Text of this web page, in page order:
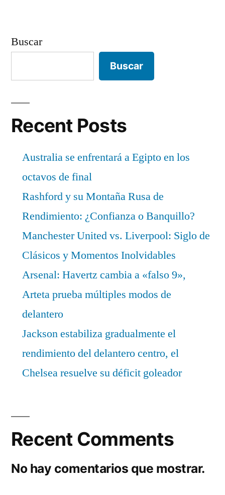
Buscar
Buscar
Recent Posts
Australia se enfrentará a Egipto en los
octavos de final
Rashford y su Montaña Rusa de
Rendimiento: ¿Confianza o Banquillo?
Manchester United vs. Liverpool: Siglo de
Clásicos y Momentos Inolvidables
Arsenal: Havertz cambia a «falso 9»,
Arteta prueba múltiples modos de
delantero
Jackson estabiliza gradualmente el
rendimiento del delantero centro, el
Chelsea resuelve su déficit goleador
Recent Comments
No hay comentarios que mostrar.